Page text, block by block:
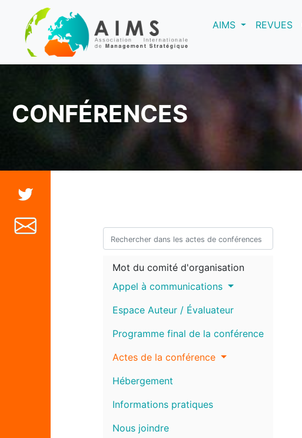
AIMS(current)REVUES
CONFÉRENCES
Mot du comité d'organisation
Appel à communications
Espace Auteur / Évaluateur
Programme final de la conférence
Actes de la conférence
Hébergement
Informations pratiques
Nous joindre